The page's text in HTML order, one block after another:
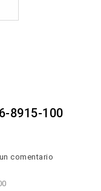
8915-100
comentario